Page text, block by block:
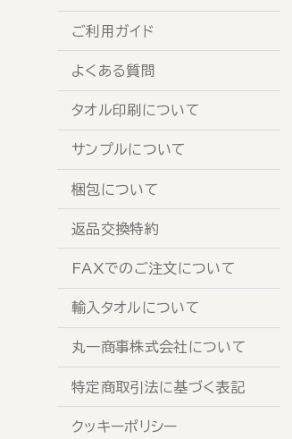
ご利用ガイド
よくある質問
タオル印刷について
サンプルについて
梱包について
返品交換特約
FAXでのご注文について
輸入タオルについて
丸一商事株式会社について
特定商取引法に基づく表記
クッキーポリシー